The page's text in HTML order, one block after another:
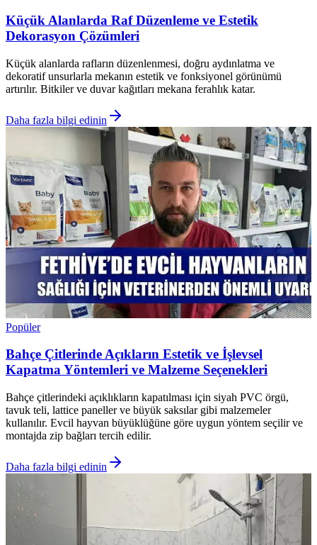
Küçük Alanlarda Raf Düzenleme ve Estetik
Dekorasyon Çözümleri
Küçük alanlarda rafların düzenlenmesi, doğru aydınlatma ve
dekoratif unsurlarla mekanın estetik ve fonksiyonel görünümü
artırılır. Bitkiler ve duvar kağıtları mekana ferahlık katar.
Daha fazla bilgi edinin
Popüler
Bahçe Çitlerinde Açıkların Estetik ve İşlevsel
Kapatma Yöntemleri ve Malzeme Seçenekleri
Bahçe çitlerindeki açıklıkların kapatılması için siyah PVC örgü,
tavuk teli, lattice paneller ve büyük saksılar gibi malzemeler
kullanılır. Evcil hayvan büyüklüğüne göre uygun yöntem seçilir ve
montajda zip bağları tercih edilir.
Daha fazla bilgi edinin